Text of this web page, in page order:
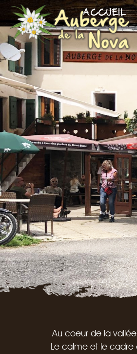
ACCUEIL
Au coeur de la
Le calme et le cadre